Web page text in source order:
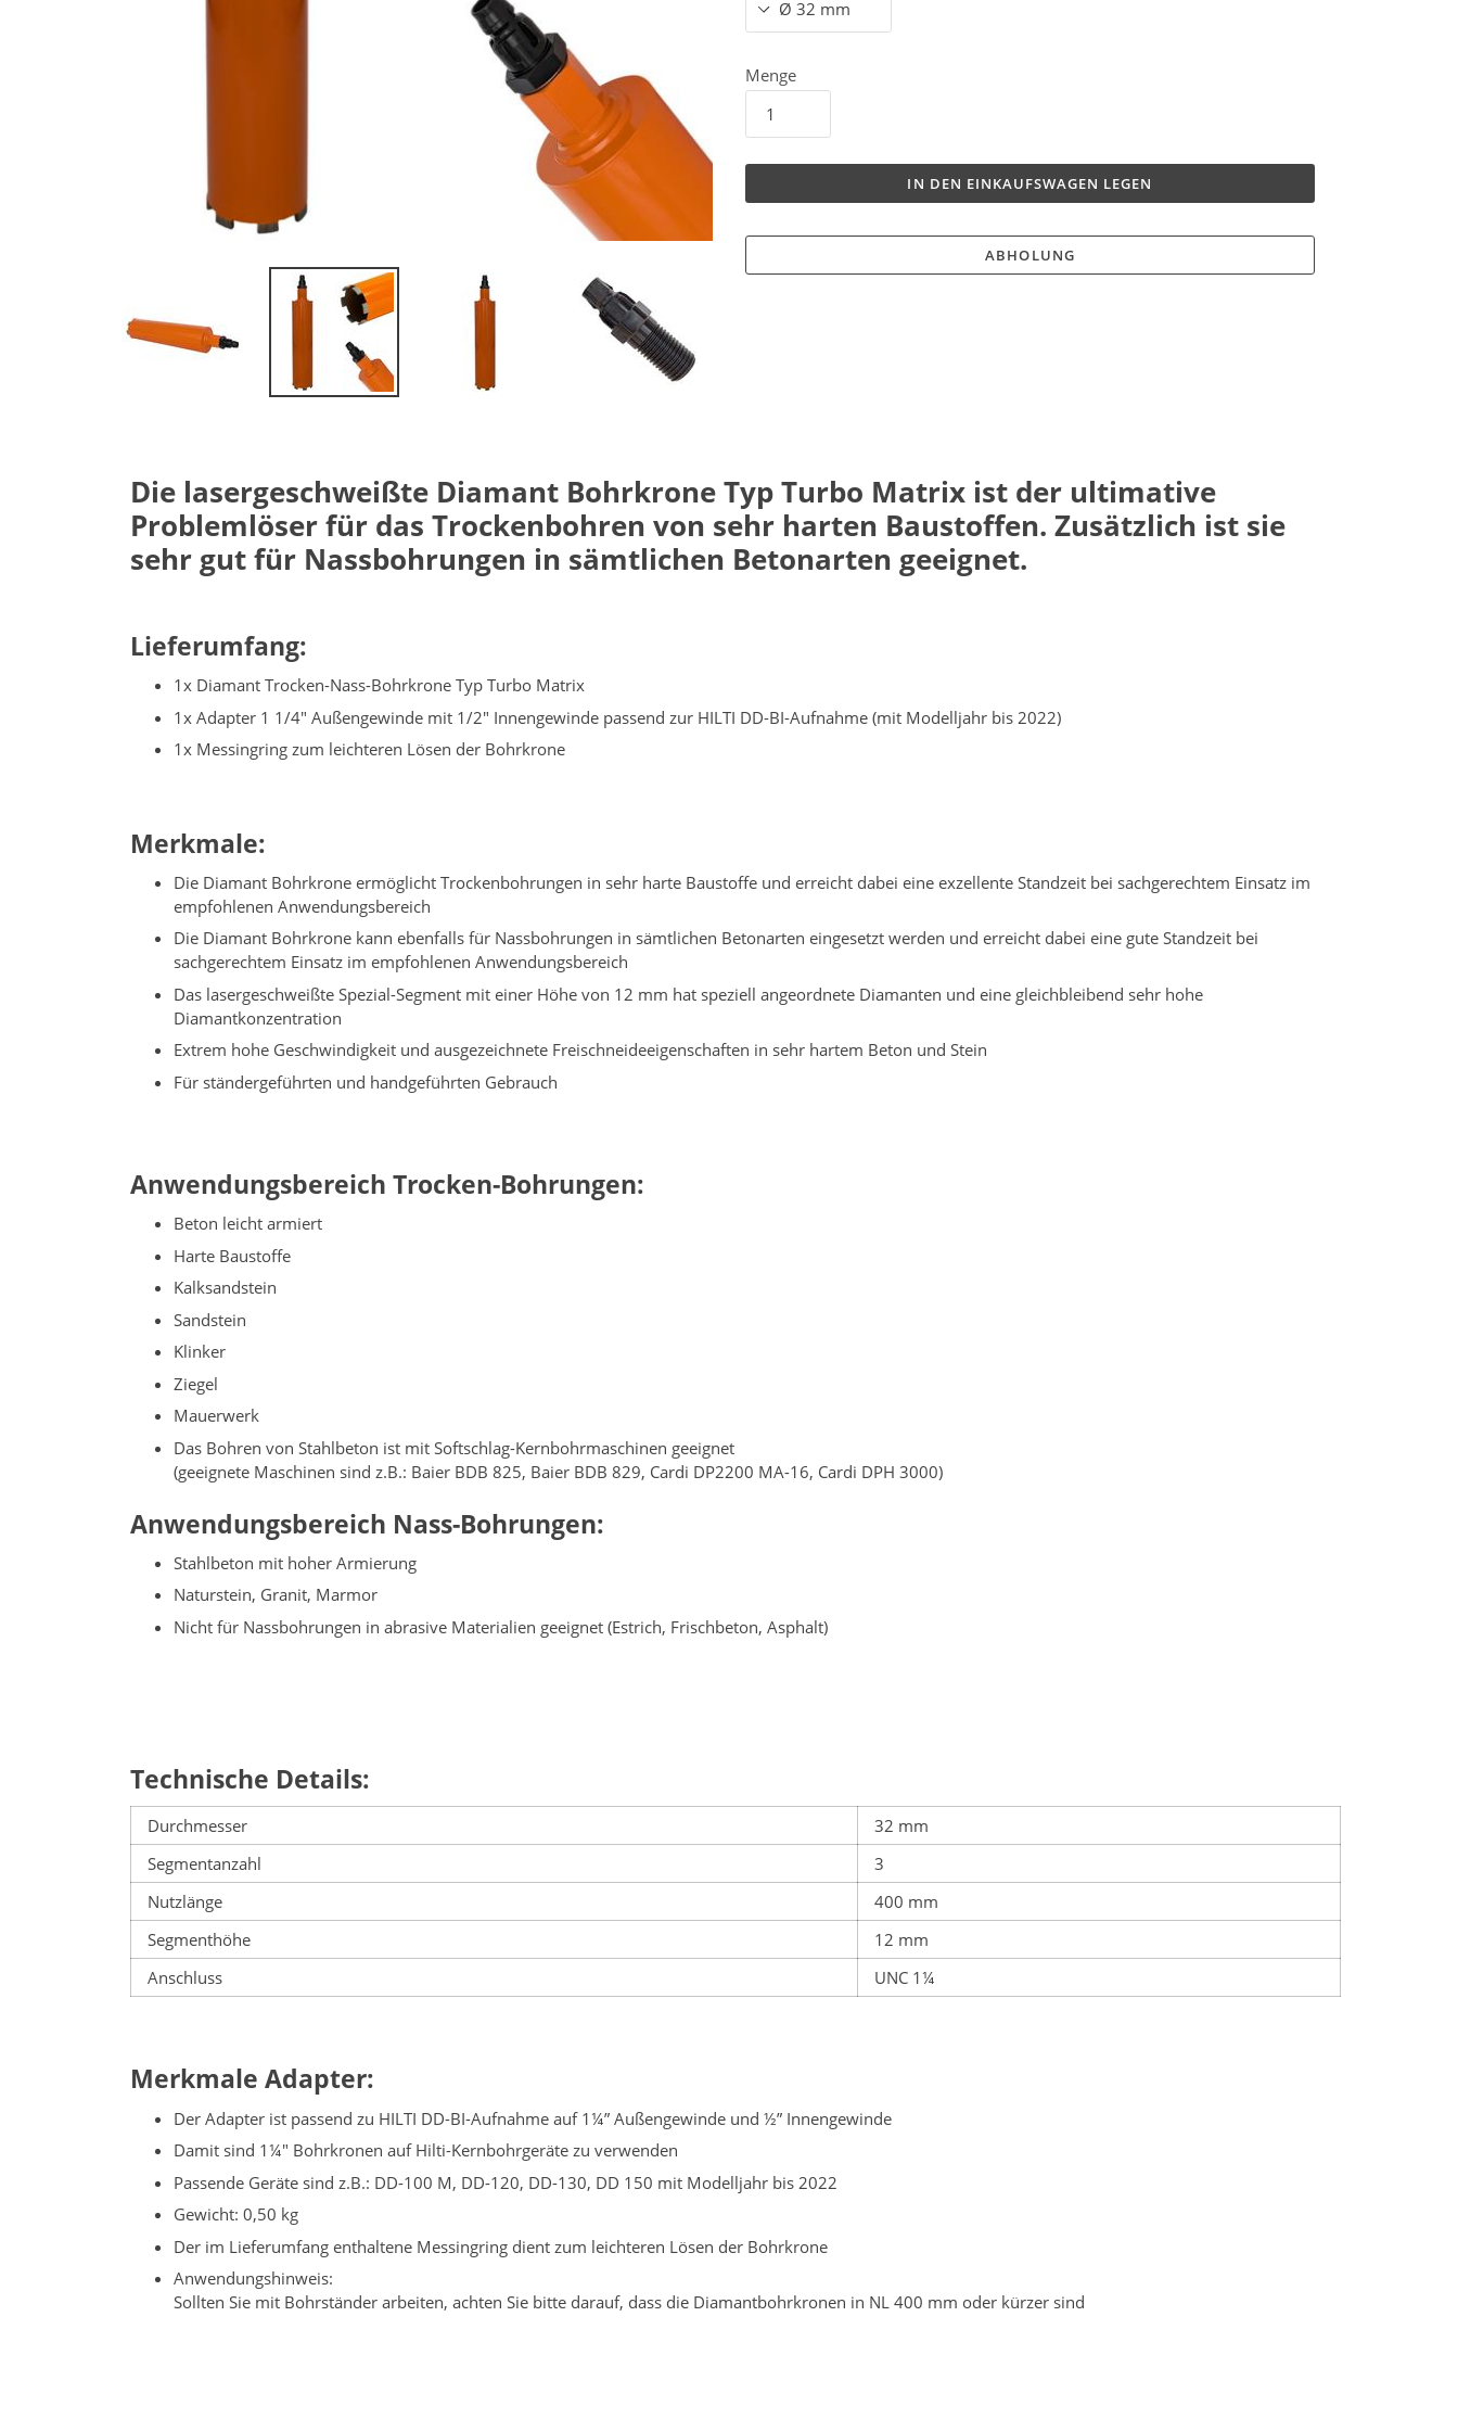
Menge
IN DEN EINKAUFSWAGEN LEGEN
ABHOLUNG
Die lasergeschweißte Diamant Bohrkrone Typ Turbo Matrix ist der ultimative
Problemlöser für das Trockenbohren von sehr harten Baustoffen. Zusätzlich ist sie
sehr gut für Nassbohrungen in sämtlichen Betonarten geeignet.
Lieferumfang:
1x Diamant Trocken-Nass-Bohrkrone Typ Turbo Matrix
1x Adapter 1 1/4" Außengewinde mit 1/2" Innengewinde passend zur HILTI DD-BI-Aufnahme (mit Modelljahr bis 2022)
1x Messingring zum leichteren Lösen der Bohrkrone
Merkmale:
Die Diamant Bohrkrone ermöglicht Trockenbohrungen in sehr harte Baustoffe und erreicht dabei eine exzellente Standzeit bei sachgerechtem Einsatz im
empfohlenen Anwendungsbereich
Die Diamant Bohrkrone kann ebenfalls für Nassbohrungen in sämtlichen Betonarten eingesetzt werden und erreicht dabei eine gute Standzeit bei
sachgerechtem Einsatz im empfohlenen Anwendungsbereich
Das lasergeschweißte Spezial-Segment mit einer Höhe von 12 mm hat speziell angeordnete Diamanten und eine gleichbleibend sehr hohe
Diamantkonzentration
Extrem hohe Geschwindigkeit und ausgezeichnete Freischneideeigenschaften in sehr hartem Beton und Stein
Für ständergeführten und handgeführten Gebrauch
Anwendungsbereich Trocken-Bohrungen:
Beton leicht armiert
Harte Baustoffe
Kalksandstein
Sandstein
Klinker
Ziegel
Mauerwerk
Das Bohren von Stahlbeton ist mit Softschlag-Kernbohrmaschinen geeignet
(geeignete Maschinen sind z.B.: Baier BDB 825, Baier BDB 829, Cardi DP2200 MA-16, Cardi DPH 3000)
Anwendungsbereich Nass-Bohrungen:
Stahlbeton mit hoher Armierung
Naturstein, Granit, Marmor
Nicht für Nassbohrungen in abrasive Materialien geeignet (Estrich, Frischbeton, Asphalt)
Technische Details:
Durchmesser
32 mm
Segmentanzahl
3
Nutzlänge
400 mm
Segmenthöhe
12 mm
Anschluss
UNC 1¼
Merkmale Adapter:
Der Adapter ist passend zu HILTI DD-BI-Aufnahme auf 1¼” Außengewinde und ½” Innengewinde
Damit sind 1¼" Bohrkronen auf Hilti-Kernbohrgeräte zu verwenden
Passende Geräte sind z.B.: DD-100 M, DD-120, DD-130, DD 150 mit Modelljahr bis 2022
Gewicht: 0,50 kg
Der im Lieferumfang enthaltene Messingring dient zum leichteren Lösen der Bohrkrone
Anwendungshinweis:
Sollten Sie mit Bohrständer arbeiten, achten Sie bitte darauf, dass die Diamantbohrkronen in NL 400 mm oder kürzer sind